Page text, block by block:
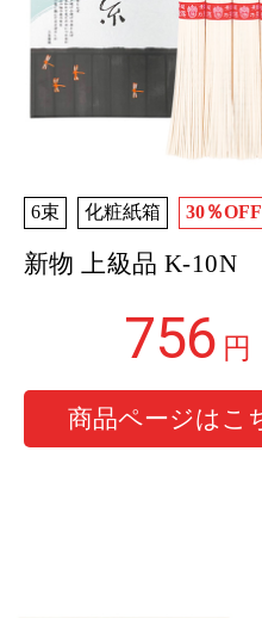
6束 化粧紙箱 30％OFF
新物 上級品 K-10N
756 円